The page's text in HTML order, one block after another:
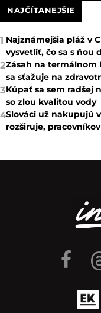
NAJČÍTANEJŠIE
1 Najznámejšia pláž v
vysvetliť, čo sa s ňou
2Zásah na termálnom
sa sťažuje na
3Kúpať sa sem radšej
so zlou kvalitou vody
4Slováci už nakupujú
rozširuje,